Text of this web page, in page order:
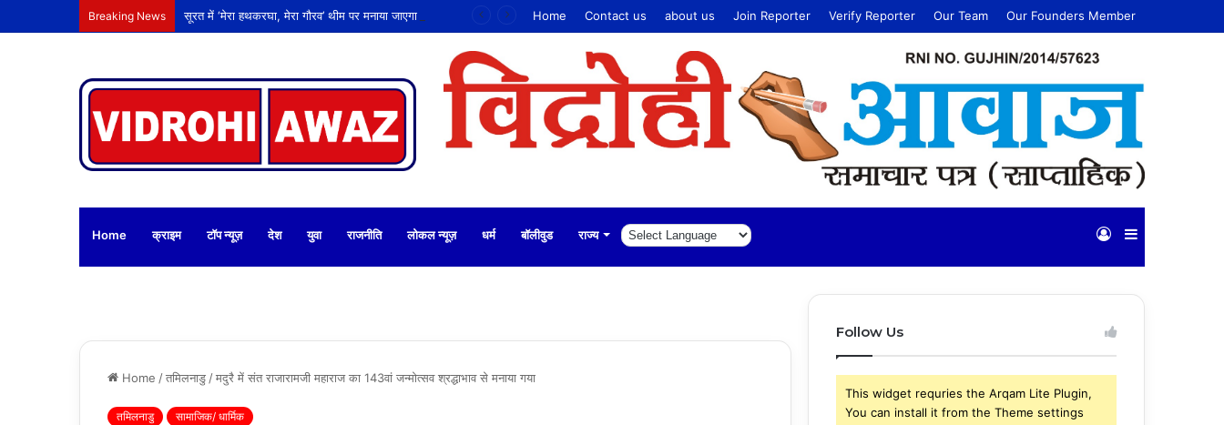
Breaking News Home Contact us about us Join Reporter Verify Reporter Our Team Our Founders Member
Home क्राइम टॉप न्यूज़ देश युवा राजनीति लोकल न्यूज़ धर्म बॉलीवुड राज्य Sidebar
Log
Home /तमिलनाडु/मदुरै में संत राजारामजी महाराज का 143वां जन्मोत्सव श्रद्धाभाव से मनाया गया
तमिलनाडु सामाजिक/ धार्मिक
Follow Us
This widget requries the Arqam Lite Plugin,
You can install it from the Theme settings